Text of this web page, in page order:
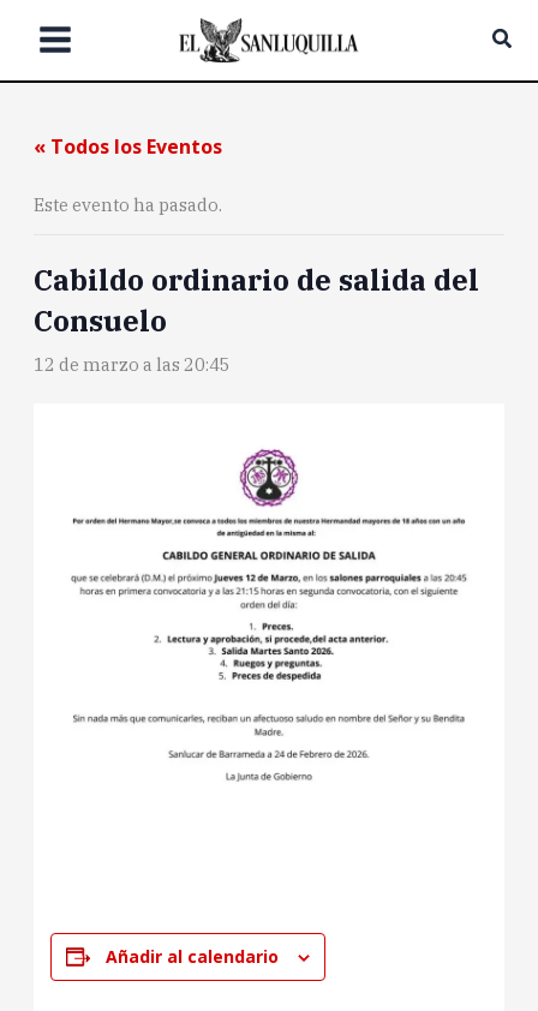
« Todos los Eventos
Este evento ha pasado.
Cabildo ordinario de salida del
Consuelo
12 de marzo a las 20:45
Añadir al calendario